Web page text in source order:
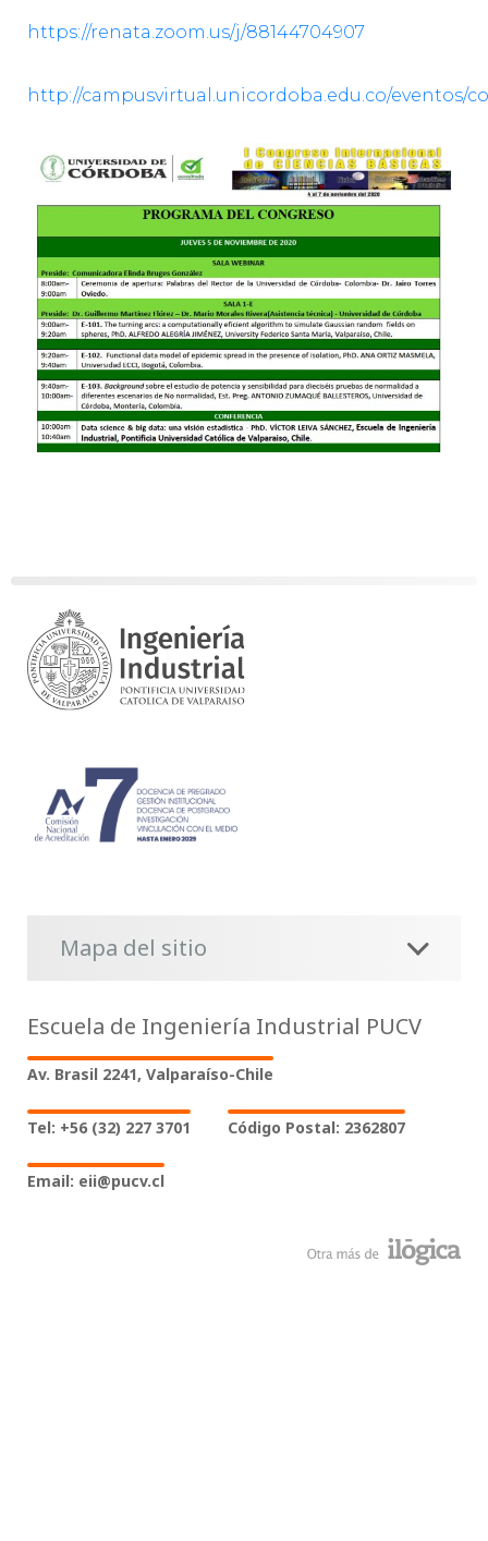
https://renata.zoom.us/j/88144704907
http://campusvirtual.unicordoba.edu.co/eventos/
Mapa del sitio
Escuela de Ingeniería Industrial PUCV
Av. Brasil 2241, Valparaíso-Chile
Tel: +56 (32) 227 3701 Código Postal: 2362807
Email: eii@pucv.cl